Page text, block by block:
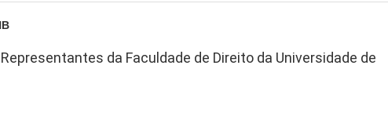
da Faculdade de Direito da Universidade de